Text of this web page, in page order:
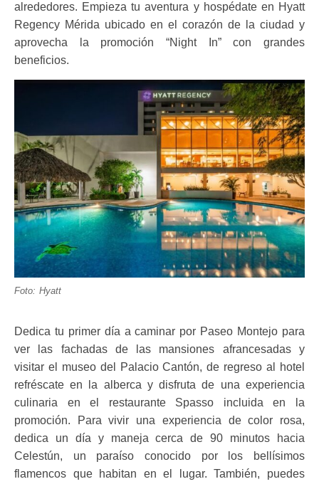
alrededores. Empieza tu aventura y hospédate en Hyatt
Regency Mérida ubicado en el corazón de la ciudad y
aprovecha la promoción “Night In” con grandes
beneficios.
Foto: Hyatt
Dedica tu primer día a caminar por Paseo Montejo para
ver las fachadas de las mansiones afrancesadas y
visitar el museo del Palacio Cantón, de regreso al hotel
refréscate en la alberca y disfruta de una experiencia
culinaria en el restaurante Spasso incluida en la
promoción. Para vivir una experiencia de color rosa,
dedica un día y maneja cerca de 90 minutos hacia
Celestún, un paraíso conocido por los bellísimos
flamencos que habitan en el lugar. También, puedes